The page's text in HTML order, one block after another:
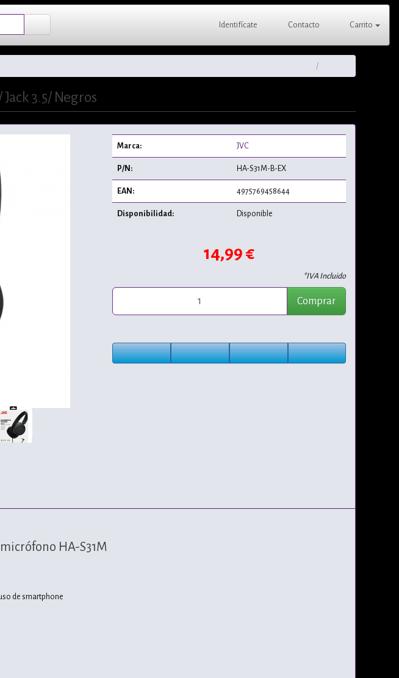
Identifícate Contacto Carrito
3.5/ Negros
Marca: JVC
P/N: HA-S31M-B-EX
EAN: 4975769458644
Disponibilidad: Disponible
14,99 €
*IVA Incluido
Comprar
HA-S31M
de smartphone